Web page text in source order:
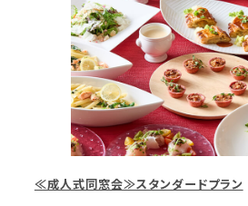
≪成人式同窓会≫スタンダードプラン